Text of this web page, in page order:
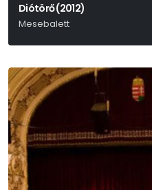
Diótörő (2012)
Mesebalett